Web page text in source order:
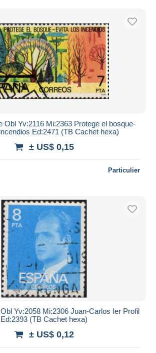
Obl Yv:2116 Mi:2363 Protege el bosque-
Ed:2471 (TB Cachet hexa)
± US$ 0,15
Particulier
Yv:2058 Mi:2306 Juan-Carlos Ier Profil
Ed:2393 (TB Cachet hexa)
± US$ 0,12